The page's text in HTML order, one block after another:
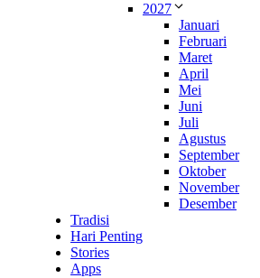
2027
Januari
Februari
Maret
April
Mei
Juni
Juli
Agustus
September
Oktober
November
Desember
Tradisi
Hari Penting
Stories
Apps